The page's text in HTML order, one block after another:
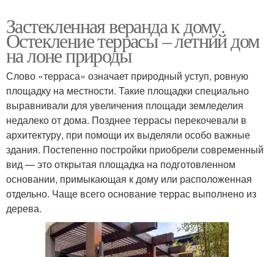
Застекленная веранда к дому.
Остекление террасы – летний дом
на лоне природы
Слово «терраса» означает природный уступ, ровную
площадку на местности. Такие площадки специально
выравнивали для увеличения площади земледелия
недалеко от дома. Позднее террасы перекочевали в
архитектуру, при помощи их выделяли особо важные
здания. Постепенно постройки приобрели современный
вид — это открытая площадка на подготовленном
основании, примыкающая к дому или расположенная
отдельно. Чаще всего основание террас выполнено из
дерева.